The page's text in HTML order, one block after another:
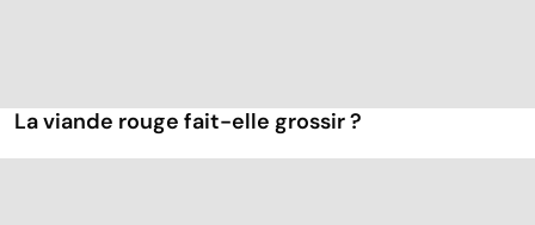
La viande rouge fait-elle grossir ?